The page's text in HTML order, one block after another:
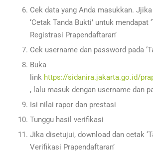
Cek data yang Anda masukkan.
‘Cetak Tanda Bukti’ untuk mendapat
Registrasi Prapendaftaran’
Cek username dan password pada
Buka
link https://sidanira.jakarta.go.id/
, lalu masuk dengan username dan
Isi nilai rapor dan prestasi
Tunggu hasil verifikasi
Jika disetujui, download dan cetak
Verifikasi Prapendaftaran’